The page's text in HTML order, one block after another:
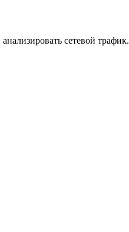
сетевой трафик.